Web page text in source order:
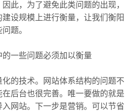
此，为了避免此类问题的出现，
建设规模上进行衡量，让我们衡阳
题。
的一些问题必须加以衡量
的技术。网站体系结构的问题不
后台也很完善。唯一要做的就是
网站。下一步是营销。可以节省